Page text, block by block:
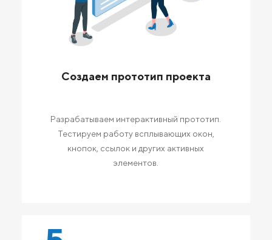
Создаем прототип проекта
Разрабатываем интерактивный прототип.
Тестируем работу всплывающих окон,
кнопок, ссылок и других активных
элементов.